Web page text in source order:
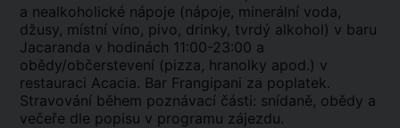
a nealkoholické nápoje (nápoje, minerální voda,
džusy, místní víno, pivo, drinky, tvrdý alkohol) v baru
Jacaranda v hodinách 11:00-23:00 a
obědy/občerstevení (pizza, hranolky apod.) v
restauraci Acacia. Bar Frangipani za poplatek.
Stravování během poznávací části: snídaně, obědy a
večeře dle popisu v programu zájezdu.